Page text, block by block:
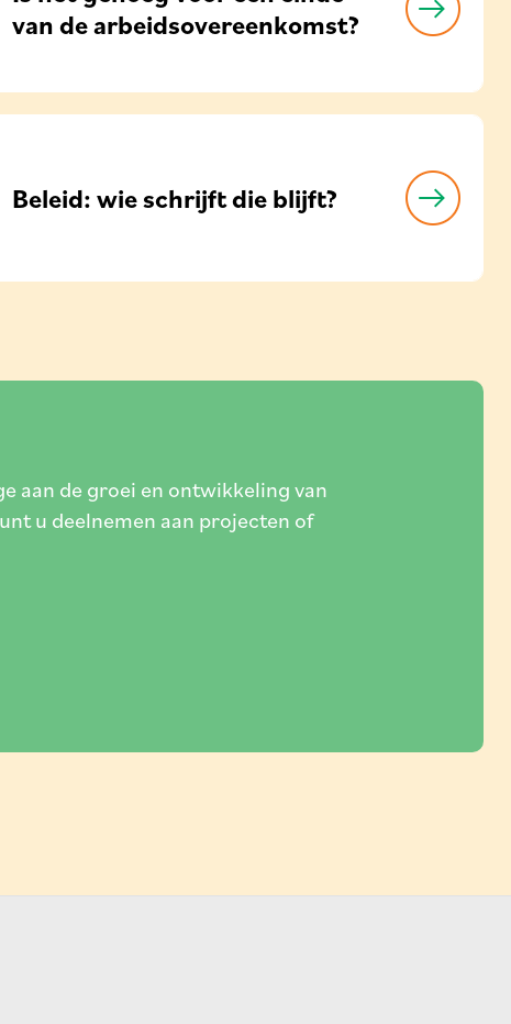
van de arbeidsovereenkomst?
Beleid: wie schrijft die blijft?
aan de groei en ontwikkeling van
u deelnemen aan projecten of